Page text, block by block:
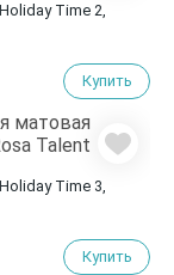
Time 2,
Купить
Time 3,
Купить